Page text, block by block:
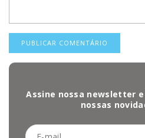
Assine nossa newsletter
nossas